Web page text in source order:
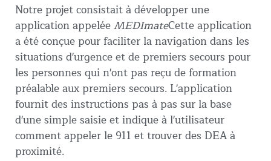
Notre projet consistait à développer une
application appeléeMEDImateCette application
a été conçue pour faciliter la navigation dans les
situations d'urgence et de premiers secours pour
les personnes qui n'ont pas reçu de formation
préalable aux premiers secours. L'application
fournit des instructions pas à pas sur la base
d'une simple saisie et indique à l'utilisateur
comment appeler le 911 et trouver des DEA à
proximité.